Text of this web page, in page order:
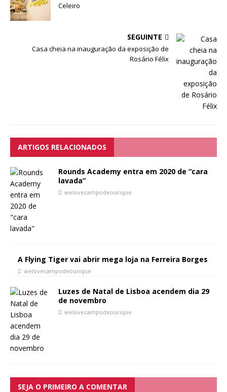
Celeiro
SEGUINTE
Casa cheia na inauguração da exposição de
Rosário Félix
ARTIGOS RELACIONADOS
Rounds Academy entra em 2020 de “cara
lavada”
welovecampodeourique
A Flying Tiger vai abrir mega loja na Ferreira Borges
welovecampodeourique
Luzes de Natal de Lisboa acendem dia 29
de novembro
welovecampodeourique
SEJA O PRIMEIRO A COMENTAR